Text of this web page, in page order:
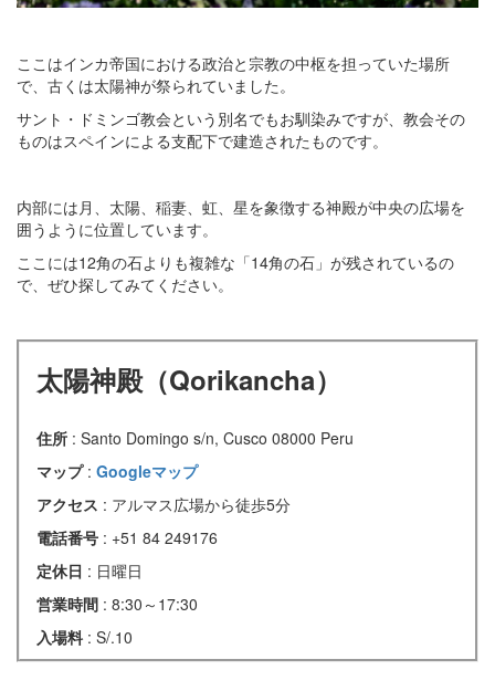
ここはインカ帝国における政治と宗教の中枢を担っていた場所
で、古くは太陽神が祭られていました。
サント・ドミンゴ教会という別名でもお馴染みですが、教会その
ものはスペインによる支配下で建造されたものです。
内部には月、太陽、稲妻、虹、星を象徴する神殿が中央の広場を
囲うように位置しています。
ここには12角の石よりも複雑な「14角の石」が残されているの
で、ぜひ探してみてください。
太陽神殿（Qorikancha）
住所 : Santo Domingo s/n, Cusco 08000 Peru
マップ : Googleマップ
アクセス : アルマス広場から徒歩5分
電話番号 : +51 84 249176
定休日 : 日曜日
営業時間 : 8:30～17:30
入場料 : S/.10